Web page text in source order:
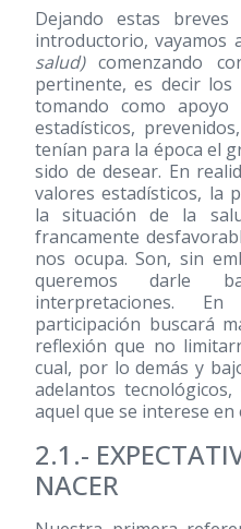
Dejando estas breves
introductorio, vayamos
salud)comenzando
pertinente, es decir los
tomando como apoyo
estadísticos,
tenían para la época el
sido de desear. En
valores estadísticos, la
la situación de la
francamente
nos ocupa. Son, sin
queremos darle
interpretaciones.
participación buscará
reflexión que no
cual, por lo demás y
adelantos
aquel que se interese en
2.1.-
NACER